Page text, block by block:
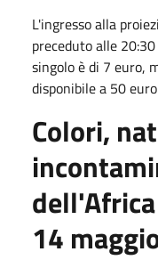
L'ingresso alla
preceduto alle 20:30
singolo è di 7 euro,
disponibile a 50
Colori,
14